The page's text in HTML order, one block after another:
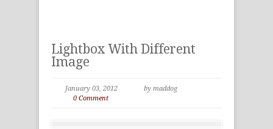
Lightbox With Different
Image
January 03, 2012
by maddog
0 Comment